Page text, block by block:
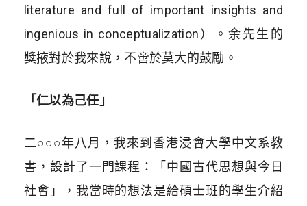
literature and full of important insights and
ingenious in conceptualization）。余先生的
獎掖對於我來說，不啻於莫大的鼓勵。
「仁以為己任」
二○○○年八月，我來到香港浸會大學中文系教
書，設計了一門課程：「中國古代思想與今日
社會」，我當時的想法是給碩士班的學生介紹